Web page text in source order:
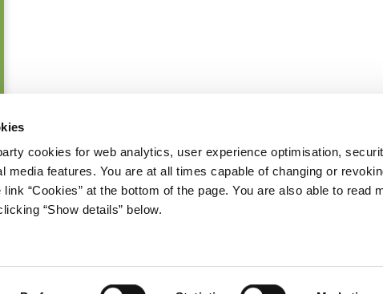
cookies for web analytics, user experience optimisation,
media features. You are at all times capable of changing or
“Cookies” at the bottom of the page. You are also able to read
“Show details” below.